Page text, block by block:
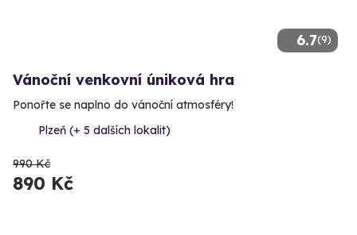
6.7(9)
Vánoční venkovní úniková hra
Ponořte se naplno do vánoční atmosféry!
Plzeň (+ 5 dalších lokalit)
990 Kč
890 Kč